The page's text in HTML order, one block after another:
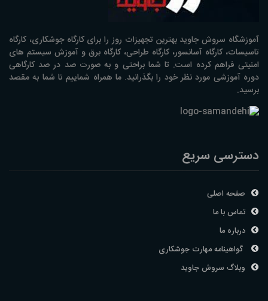
آموزشگاه سروش جاوید بهترین تجهیزات روز را برای کارگاه جوشکاری، کارگاه
تاسیسات، کارگاه آسانسور، کارگاه طراحی، کارگاه برق و آموزش سیستم های
امنیتی فراهم کرده است. تا شما براحتی و به صورت صد در صد کارگاهی
دوره آموزشی مورد نظر خود را بگذرانید. ما همراه شماییم تا شما به مقصد
برسید.
دسترسی سریع
صفحه اصلی
تماس با ما
درباره ما
گواهینامه مهارت جوشکاری
وبلاگ سروش جاوید